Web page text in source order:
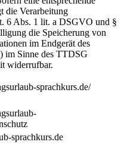
die Verarbeitung
6 Abs. 1 lit. a DSGVO und §
die Speicherung von
im Endgerät des
im Sinne des TTDSG
widerrufbar.
sprachkurs.de/
sprachkurs.de